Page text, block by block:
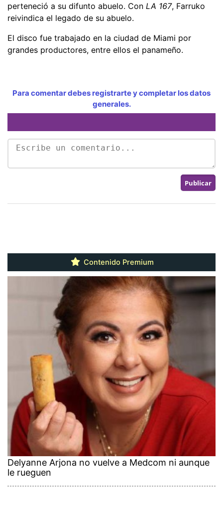
perteneció a su difunto abuelo. Con LA 167, Farruko
reivindica el legado de su abuelo.
El disco fue trabajado en la ciudad de Miami por
grandes productores, entre ellos el panameño.
Para comentar debes registrarte y completar los datos
generales.
Contenido Premium
Delyanne Arjona no vuelve a Medcom ni aunque
le rueguen